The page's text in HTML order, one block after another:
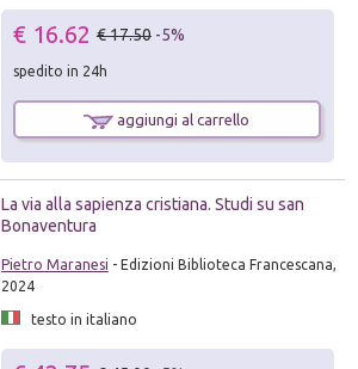
€ 16.62 € 17.50 -5%
spedito in 24h
aggiungi al carrello
La via alla sapienza cristiana. Studi su san
Bonaventura
Pietro Maranesi - Edizioni Biblioteca Francescana,
2024
testo in italiano